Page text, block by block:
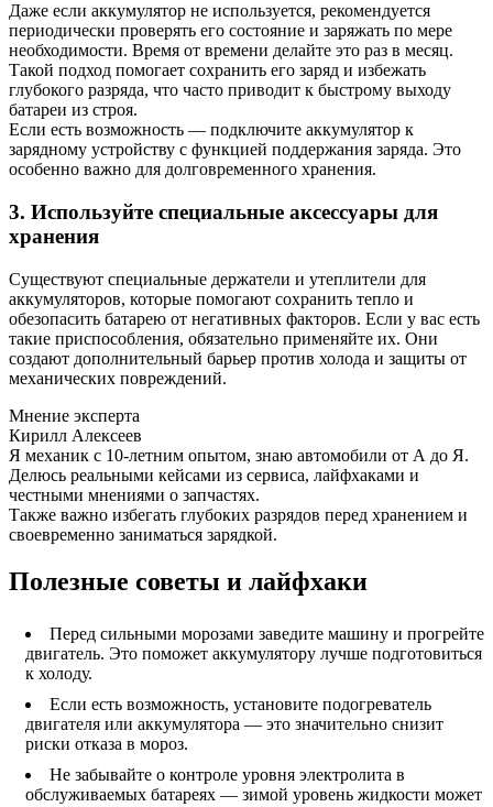
Даже если аккумулятор не используется, рекомендуется
периодически проверять его состояние и заряжать по мере
необходимости. Время от времени делайте это раз в месяц.
Такой подход помогает сохранить его заряд и избежать
глубокого разряда, что часто приводит к быстрому выходу
батареи из строя.
Если есть возможность — подключите аккумулятор к
зарядному устройству с функцией поддержания заряда. Это
особенно важно для долговременного хранения.
3. Используйте специальные аксессуары для
хранения
Существуют специальные держатели и утеплители для
аккумуляторов, которые помогают сохранить тепло и
обезопасить батарею от негативных факторов. Если у вас есть
такие приспособления, обязательно применяйте их. Они
создают дополнительный барьер против холода и защиты от
механических повреждений.
Мнение эксперта
Кирилл Алексеев
Я механик с 10-летним опытом, знаю автомобили от А до Я.
Делюсь реальными кейсами из сервиса, лайфхаками и
честными мнениями о запчастях.
Также важно избегать глубоких разрядов перед хранением и
своевременно заниматься зарядкой.
Полезные советы и лайфхаки
Перед сильными морозами заведите машину и прогрейте
двигатель. Это поможет аккумулятору лучше подготовиться
к холоду.
Если есть возможность, установите подогреватель
двигателя или аккумулятора — это значительно снизит
риски отказа в мороз.
Не забывайте о контроле уровня электролита в
обслуживаемых батареях — зимой уровень жидкости может